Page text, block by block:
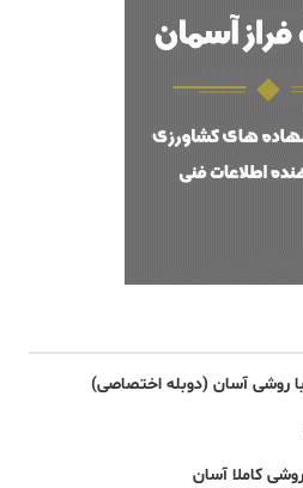
روشی آسان (دوبله اختصاصی)
کاملا آسان